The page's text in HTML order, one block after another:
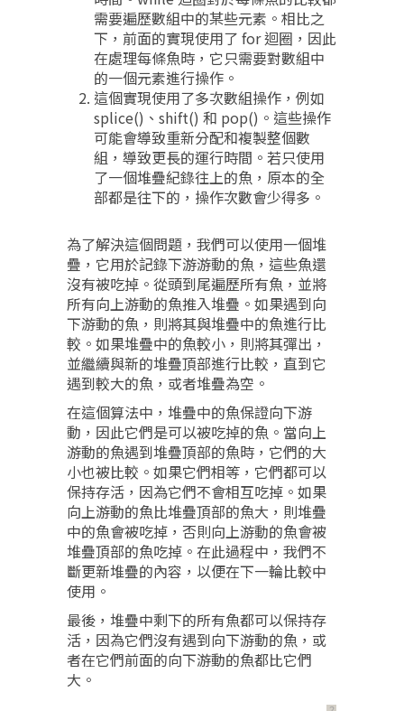
需要遍歷數組中的某些元素。相比之
下，前面的實現使用了 for 迴圈，因此
在處理每條魚時，它只需要對數組中
的一個元素進行操作。
這個實現使用了多次數組操作，例如
splice()、shift() 和 pop()。這些操作
可能會導致重新分配和複製整個數
組，導致更長的運行時間。若只使用
了一個堆疊紀錄往上的魚，原本的全
部都是往下的，操作次數會少得多。
為了解決這個問題，我們可以使用一個堆
疊，它用於記錄下游游動的魚，這些魚還
沒有被吃掉。從頭到尾遍歷所有魚，並將
所有向上游動的魚推入堆疊。如果遇到向
下游動的魚，則將其與堆疊中的魚進行比
較。如果堆疊中的魚較小，則將其彈出，
並繼續與新的堆疊頂部進行比較，直到它
遇到較大的魚，或者堆疊為空。
在這個算法中，堆疊中的魚保證向下游
動，因此它們是可以被吃掉的魚。當向上
游動的魚遇到堆疊頂部的魚時，它們的大
小也被比較。如果它們相等，它們都可以
保持存活，因為它們不會相互吃掉。如果
向上游動的魚比堆疊頂部的魚大，則堆疊
中的魚會被吃掉，否則向上游動的魚會被
堆疊頂部的魚吃掉。在此過程中，我們不
斷更新堆疊的內容，以便在下一輪比較中
使用。
最後，堆疊中剩下的所有魚都可以保持存
活，因為它們沒有遇到向下游動的魚，或
者在它們前面的向下游動的魚都比它們
大。